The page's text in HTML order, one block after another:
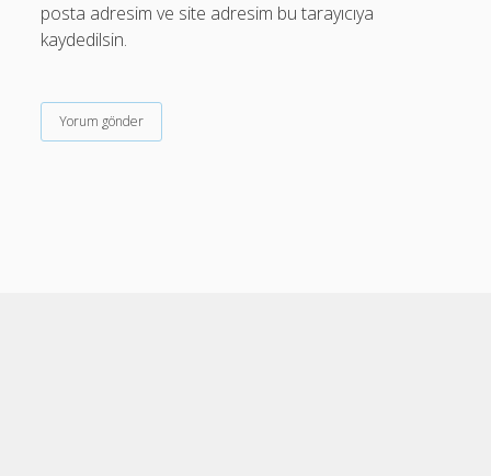
posta adresim ve site adresim bu tarayıcıya
kaydedilsin.